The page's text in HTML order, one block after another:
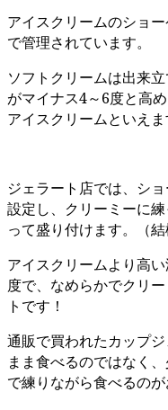
アイスクリームのショ
で管理されています。
ソフトクリームは出来
がマイナス4～6度と高
アイスクリームといえま
ジェラート店では、シ
設定し、クリーミーに
って盛り付けます。（結
アイスクリームより高
度で、なめらかでクリ
トです！
通販で買われたカップ
まま食べるのではなく
で練りながら食べるのが